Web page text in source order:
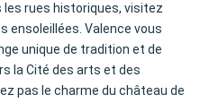
les rues historiques, visitez
ensoleillées. Valence vous
unique de tradition et de
la Cité des arts et des
pas le charme du château de